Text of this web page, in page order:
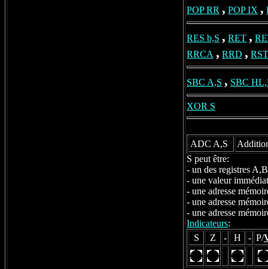
POP RR , POP IX ,
RES b,S , RET ,
RRCA , RRD ,
SBC A,S , SBC
XOR S
ADC A,S
S peut être:
- un des registres
- une valeur
- une adresse
- une adresse
- une adresse
Indicateurs:
S
Z - H - P/